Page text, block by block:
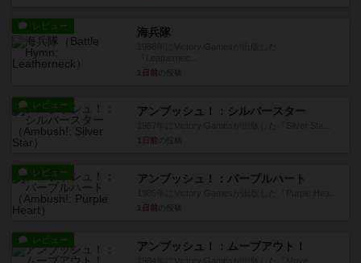
レビュー 海兵隊
1日前
レビュー アンブッシュ！：シルバースター
1日前
レビュー アンブッシュ！：パープルハート
1日前
レビュー アンブッシュ！：ムーブアウト！